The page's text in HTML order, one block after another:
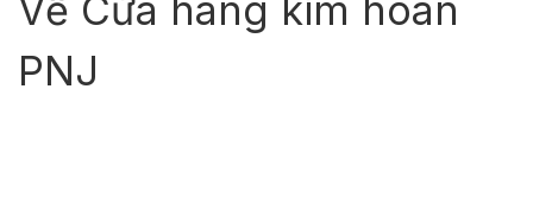
PNJ